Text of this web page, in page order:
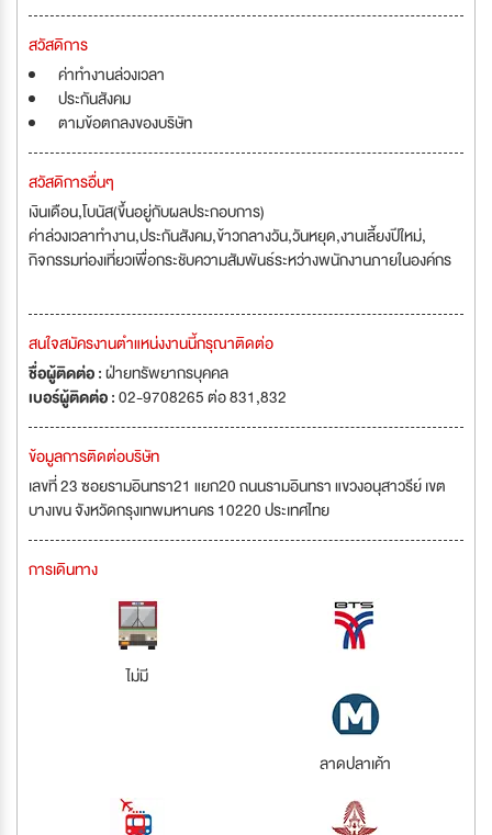
สวัสดิการ
ค่าทำงานล่วงเวลา
ประกันสังคม
ตามข้อตกลงของบริษัท
สวัสดิการอื่นๆ
เงินเดือน,โบนัส(ขึ้นอยู่กับผลประกอบการ)
ค่าล่วงเวลาทำงาน,ประกันสังคม,ข้าวกลางวัน,วันหยุด,งานเลี้ยงปีใหม่,
กิจกรรมท่องเที่ยวเพื่อกระชับความสัมพันธ์ระหว่างพนักงานภายในองค์กร
สนใจสมัครงานตำแหน่งงานนี้กรุณาติดต่อ
ชื่อผู้ติดต่อ :ฝ่ายทรัพยากรบุคคล
เบอร์ผู้ติดต่อ :02-9708265 ต่อ 831,832
ข้อมูลการติดต่อบริษัท
เลขที่ 23 ซอยรามอินทรา21 แยก20 ถนนรามอินทรา แขวงอนุสาวรีย์ เขต
บางเขน จังหวัดกรุงเทพมหานคร 10220 ประเทศไทย
การเดินทาง
ไม่มี
ลาดปลาเค้า